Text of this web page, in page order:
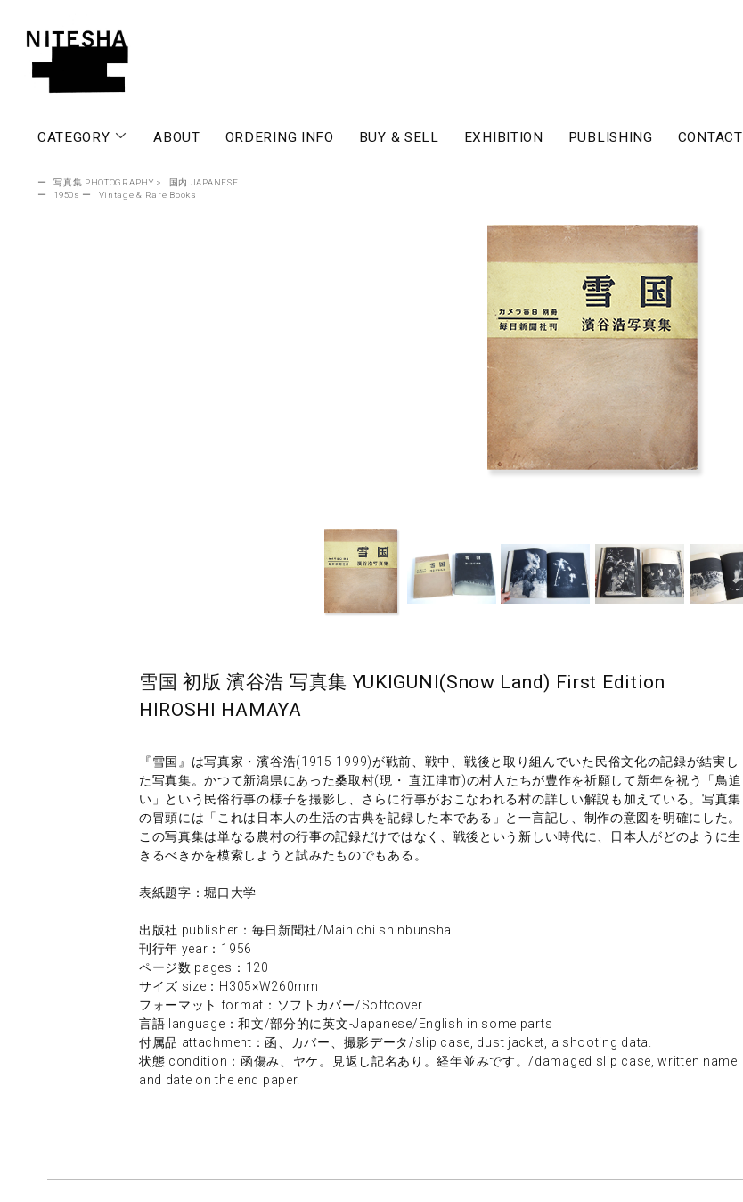
CATEGORY ABOUT ORDERING INFO BUY & SELL EXHIBITION PUBLISHING CONTACT
ー 写真集 PHOTOGRAPHY >
国内 JAPANESE
ー
1950s ー Vintage & Rare Books
雪国 初版 濱谷浩 写真集 YUKIGUNI(Snow Land) First Edition
HIROSHI HAMAYA
『雪国』は写真家・濱谷浩(1915-1999)が戦前、戦中、戦後と取り組んでいた民俗文化の記録が結実し
た写真集。かつて新潟県にあった桑取村(現・ 直江津市)の村人たちが豊作を祈願して新年を祝う「鳥追
い」という民俗行事の様子を撮影し、さらに行事がおこなわれる村の詳しい解説も加えている。写真集
の冒頭には「これは日本人の生活の古典を記録した本である」と一言記し、制作の意図を明確にした。
この写真集は単なる農村の行事の記録だけではなく、戦後という新しい時代に、日本人がどのように生
きるべきかを模索しようと試みたものでもある。
表紙題字：堀口大学
出版社 publisher：毎日新聞社/Mainichi shinbunsha
刊行年 year：1956
ページ数 pages：120
サイズ size：H305×W260mm
フォーマット format：ソフトカバー/Softcover
言語 language：和文/部分的に英文-Japanese/English in some parts
付属品 attachment：函、カバー、撮影データ/slip case, dust jacket, a shooting data.
状態 condition：函傷み、ヤケ。見返し記名あり。経年並みです。/damaged slip case, written name
and date on the end paper.